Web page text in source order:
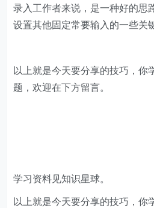
录入工作者来说，是一种好的思
设置其他固定常要输入的一些关
以上就是今天要分享的技巧，你
题，欢迎在下方留言。
学习资料见知识星球。
以上就是今天要分享的技巧，你